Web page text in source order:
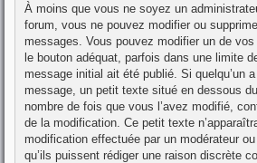
À moins que vous ne soyez un
forum, vous ne pouvez modifier ou
messages. Vous pouvez modifier un de
le bouton adéquat, parfois dans une limite
message initial ait été publié. Si quelqu’un
message, un petit texte situé en dessous
nombre de fois que vous l’avez modifié,
de la modification. Ce petit texte
modification effectuée par un modérateur
qu’ils puissent rédiger une raison discrète